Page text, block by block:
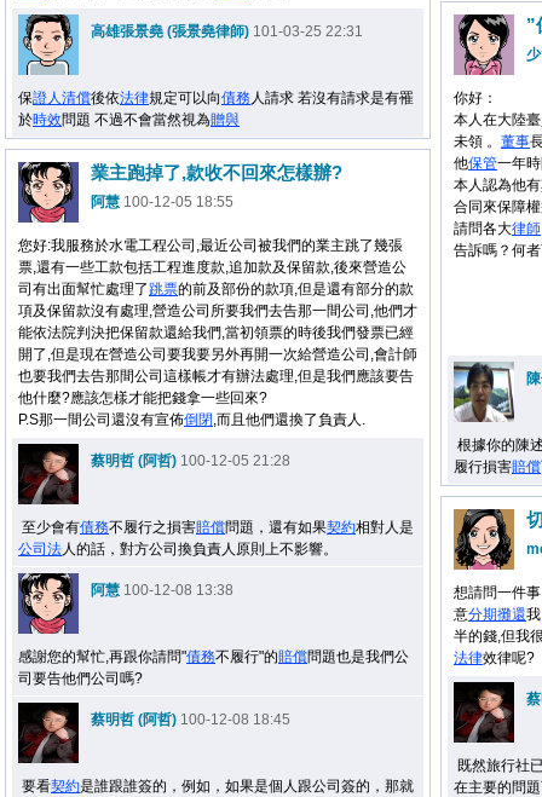
高雄張景堯 (張景堯律師) 101-03-25 22:31
保證人清償後依法律規定可以向債務 人請求 若沒有請求是有罹
於時效問題 不過不會當然視為贈與
你好：
本人在大陸
未領 。 董事
他保管一年
本人認為他
合同來保障
請問各大律師
告訴嗎？何
根據你的陳
履行損害賠償
業主跑掉了,款收不回來怎樣辦?
阿慧 100-12-05 18:55
您好:我服務於水電工程公司,最近公司被我們的業主跳了幾張
票,還有一些工款包括工程進度款,追加款及保留款,後來營造公
司有出面幫忙處理了跳票的前及部份的款項,但是還有部分的款
項及保留款沒有處理,營造公司所要我們去告那一間公司,他們才
能依法院判決把保留款還給我們,當初領票的時後我們發票已經
開了,但是現在營造公司要我要另外再開一次給營造公司,會計師
也要我們去告那間公司這樣帳才有辦法處理,但是我們應該要告
他什麼?應該怎樣才能把錢拿一些回來?
P.S那一間公司還沒有宣佈倒閉,而且他們還換了負責人.
蔡明哲 (阿哲) 100-12-05 21:28
至少會有債務不履行之損害賠償問題，還有如果契約相對人是
公司法人的話，對方公司換負責人原則上不影響。
阿慧 100-12-08 13:38
感謝您的幫忙,再跟你請問"債務不履行"的賠償問題也是我們公
司要告他們公司嗎?
蔡明哲 (阿哲) 100-12-08 18:45
要看契約是誰跟誰簽的，例如，如果是個人跟公司簽的，那就
想請問一件
意分期攤還
半的錢,但我
法律效律呢?
既然旅行社
在主要的問